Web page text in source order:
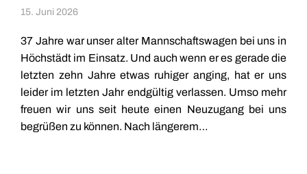
15. Juni 2026
37 Jahre war unser alter Mannschaftswagen bei uns in
Höchstädt im Einsatz. Und auch wenn er es gerade die
letzten zehn Jahre etwas ruhiger anging, hat er uns
leider im letzten Jahr endgültig verlassen. Umso mehr
freuen wir uns seit heute einen Neuzugang bei uns
begrüßen zu können. Nach längerem…